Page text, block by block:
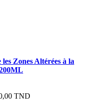
Zones Altérées à la
TND